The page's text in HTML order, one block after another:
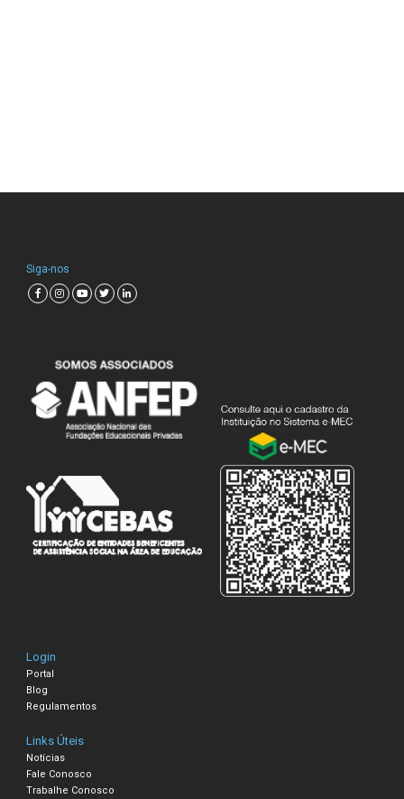
Siga-nos
Login
Portal
Blog
Regulamentos
Links Úteis
Notícias
Fale Conosco
Trabalhe Conosco